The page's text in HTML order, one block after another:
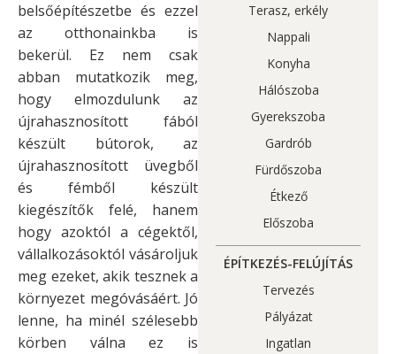
belsőépítészetbe és ezzel
az otthonainkba is
bekerül. Ez nem csak
abban mutatkozik meg,
hogy elmozdulunk az
újrahasznosított fából
készült bútorok, az
újrahasznosított üvegből
és fémből készült
kiegészítők felé, hanem
hogy azoktól a cégektől,
vállalkozásoktól vásároljuk
meg ezeket, akik tesznek a
környezet megóvásáért. Jó
lenne, ha minél szélesebb
körben válna ez is
Terasz, erkély
Nappali
Konyha
Hálószoba
Gyerekszoba
Gardrób
Fürdőszoba
Étkező
Előszoba
ÉPÍTKEZÉS-FELÚJÍTÁS
Tervezés
Pályázat
Ingatlan